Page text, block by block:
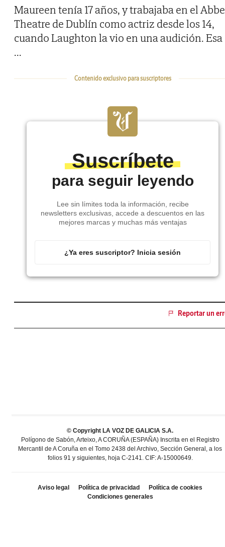
Maureen tenía 17 años, y trabajaba en el
Theatre de Dublín como actriz desde los 14,
cuando Laughton la vio en una audición. Esa
...
Contenido exclusivo para suscriptores
Suscríbete
para seguir leyendo
Lee sin límites toda la información, recibe
newsletters exclusivas, accede a descuentos en las
mejores marcas y muchas más ventajas
¿Ya eres suscriptor? Inicia sesión
Reportar un
© Copyright LA VOZ DE GALICIA S.A.
Polígono de Sabón, Arteixo, A CORUÑA (ESPAÑA) Inscrita en el Registro
Mercantil de A Coruña en el Tomo 2438 del Archivo, Sección General, a los
folios 91 y siguientes, hoja C-2141. CIF: A-15000649.
Aviso legal Política de privacidad
Política de cookies
Condiciones generales